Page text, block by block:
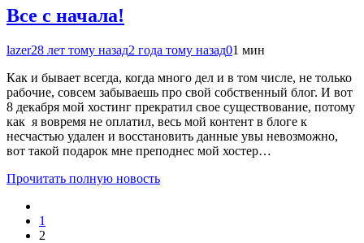
Все с начала!
lazer28 лет тому назад2 года тому назад01 мин
Как и бывает всегда, когда много дел и в том числе, не только
рабочие, совсем забываешь про свой собственный блог. И вот
8 декабря мой хостинг прекратил свое существование, потому
как я вовремя не оплатил, весь мой контент в блоге к
несчастью удален и восстановить данные увы невозможно,
вот такой подарок мне преподнес мой хостер…
Прочитать полную новость
1
2